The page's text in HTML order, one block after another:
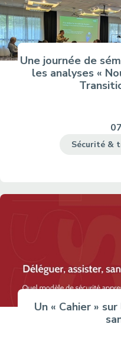
Une journée de
les analyses «
Sécurité &
Un « Cahier »